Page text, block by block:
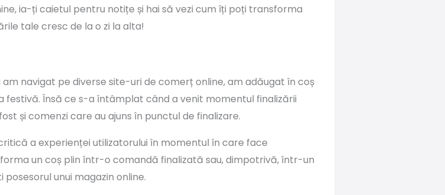
ia-ți caietul pentru notițe și hai să vezi cum îți poți transforma
tale cresc de la o zi la alta!
navigat pe diverse site-uri de comerț online, am adăugat în coș
Însă ce s-a întâmplat când a venit momentul finalizării
și comenzi care au ajuns în punctul de finalizare.
a experienței utilizatorului în momentul în care face
un coș plin într-o comandă finalizată sau, dimpotrivă, într-un
unui magazin online.